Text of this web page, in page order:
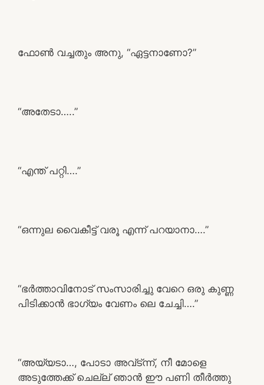
ഫോൺ വച്ചതും അനു, “ഏട്ടനാണോ?”
“അതേടാ…..”
“എന്ത് പറ്റി….”
“ഒന്നുല വൈകീട്ട് വരൂ എന്ന് പറയാനാ….”
“ഭർത്താവിനോട് സംസാരിച്ചു വേറെ ഒരു കുണ്ണ
പിടിക്കാൻ ഭാഗ്യം വേണം ലെ ചേച്ചി….”
“അയ്യടാ…, പോടാ അവ്ട്ന്ന്, നീ മോളെ
അടുത്തേക്ക് ചെല്ല് ഞാൻ ഈ പണി തീർത്തു